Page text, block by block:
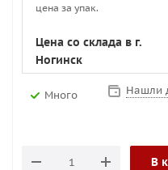
цена за упак.
Цена со склада в г.
Ногинск
Много Нашли
В